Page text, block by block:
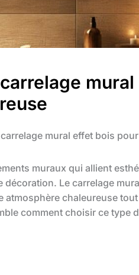
mural effet bois
muraux qui allient
Le carrelage
chaleureuse
comment choisir ce type